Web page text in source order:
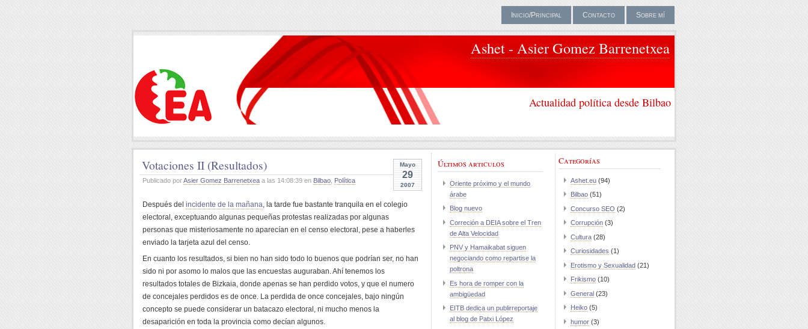
Inicio/Principal Contacto Sobre mí
Ashet - Asier Gomez Barrenetxea
Actualidad política desde Bilbao
Mayo
29
2007
Votaciones II (Resultados)
Publicado porAsier Gomez Barrenetxea a las 14:08:39 en Bilbao Política
Después del incidente de la mañana, la tarde fue bastante tranquila en el colegio
electoral, exceptuando algunas pequeñas protestas realizadas por algunas
personas que misteriosamente no aparecían en el censo electoral, pese a haberles
enviado la tarjeta azul del censo.
En cuanto los resultados, si bien no han sido todo lo buenos que podrían ser, no han
sido ni por asomo lo malos que las encuestas auguraban. Ahí tenemos los
resultados totales de Bizkaia, donde apenas se han perdido votos, y que el numero
de concejales perdidos es de once. La perdida de once concejales, bajo ningún
concepto se puede considerar un batacazo electoral, ni mucho menos la
desaparición en toda la provincia como decían algunos.
Últimos articulos
Oriente próximo y el mundo
árabe
Blog nuevo
Correción a DEIA sobre el Tren
de Alta Velocidad
PNV y Hamaikabat siguen
negociando como repartise la
poltrona
Es hora de romper con la
ambigüedad
EITB dedica un publirreportaje
al blog de Patxi López
Categorías
Ashet.eu (94)
Bilbao (51)
Concurso SEO (2)
Corrupción (3)
Cultura (28)
Curiosidades (1)
Erotismo y Sexualidad (21)
Frikismo (10)
General (23)
Heiko (5)
humor (3)